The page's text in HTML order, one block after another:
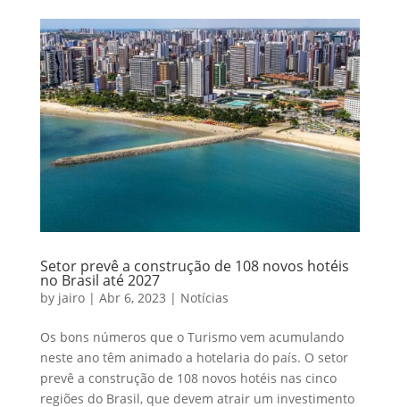
Setor prevê a construção de 108 novos hotéis
no Brasil até 2027
by jairo| Abr 6, 2023 | Notícias
Os bons números que o Turismo vem acumulando
neste ano têm animado a hotelaria do país. O setor
prevê a construção de 108 novos hotéis nas cinco
regiões do Brasil, que devem atrair um investimento